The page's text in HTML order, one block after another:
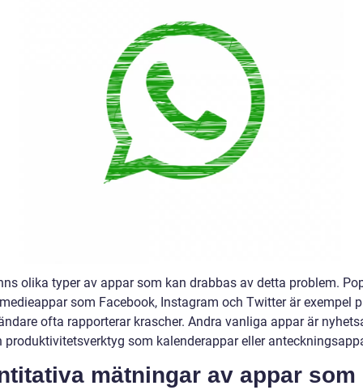
olika typer av appar som kan drabbas av detta problem.
som Facebook, Instagram och Twitter är exempel
ofta rapporterar krascher. Andra vanliga appar är
produktivitetsverktyg som kalenderappar eller
mätningar av appar som